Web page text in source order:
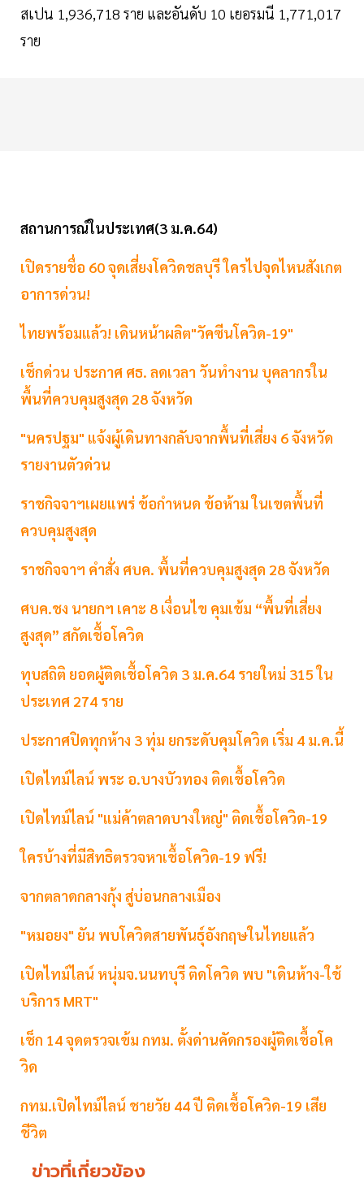
สเปน 1,936,718 ราย และอันดับ 10 เยอรมนี 1,771,017
ราย
สถานการณ์ในประเทศ(3 ม.ค.64)
เปิดรายชื่อ 60 จุดเสี่ยงโควิดชลบุรี ใครไปจุดไหนสังเกต
อาการด่วน!
ไทยพร้อมแล้ว! เดินหน้าผลิต"วัคซีนโควิด-19"
เช็กด่วน ประกาศ ศธ. ลดเวลา วันทำงาน บุคลากรใน
พื้นที่ควบคุมสูงสุด 28 จังหวัด
"นครปฐม" แจ้งผู้เดินทางกลับจากพื้นที่เสี่ยง 6 จังหวัด
รายงานตัวด่วน
ราชกิจจาฯเผยแพร่ ข้อกำหนด ข้อห้าม ในเขตพื้นที่
ควบคุมสูงสุด
ราชกิจจาฯ คำสั่ง ศบค. พื้นที่ควบคุมสูงสุด 28 จังหวัด
ศบค.ชง นายกฯ เคาะ 8 เงื่อนไข คุมเข้ม “พื้นที่เสี่ยง
สูงสุด” สกัดเชื้อโควิด
ทุบสถิติ ยอดผู้ติดเชื้อโควิด 3 ม.ค.64 รายใหม่ 315 ใน
ประเทศ 274 ราย
ประกาศปิดทุกห้าง 3 ทุ่ม ยกระดับคุมโควิด เริ่ม 4 ม.ค.นี้
เปิดไทม์ไลน์ พระ อ.บางบัวทอง ติดเชื้อโควิด
เปิดไทม์ไลน์ "แม่ค้าตลาดบางใหญ่" ติดเชื้อโควิด-19
ใครบ้างที่มีสิทธิตรวจหาเชื้อโควิด-19 ฟรี!
จากตลาดกลางกุ้ง สู่บ่อนกลางเมือง
"หมอยง" ยัน พบโควิดสายพันธุ์อังกฤษในไทยแล้ว
เปิดไทม์ไลน์ หนุ่มจ.นนทบุรี ติดโควิด พบ "เดินห้าง-ใช้
บริการ MRT"
เช็ก 14 จุดตรวจเข้ม กทม. ตั้งด่านคัดกรองผู้ติดเชื้อโค
วิด
กทม.เปิดไทม์ไลน์ ชายวัย 44 ปี ติดเชื้อโควิด-19 เสีย
ชีวิต
ข่าวที่เกี่ยวข้อง